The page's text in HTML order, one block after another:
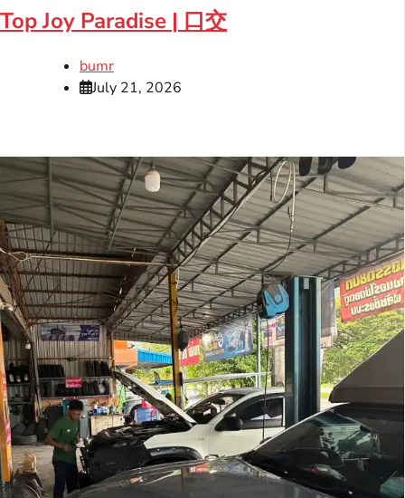
Top Joy Paradise | 口交
bumr
July 21, 2026